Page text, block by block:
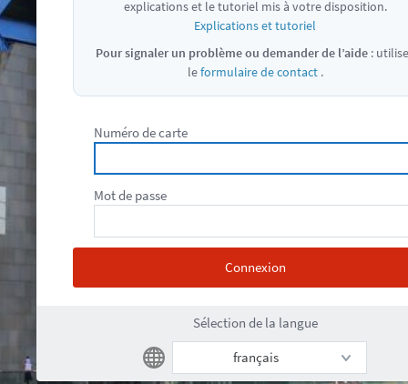
explications et le tutoriel mis à votre disposition.
Explications et tutoriel
Pour signaler un problème ou demander de l’aide :
leformulaire de contact .
Numéro de carte
Mot de passe
Sélection de la langue